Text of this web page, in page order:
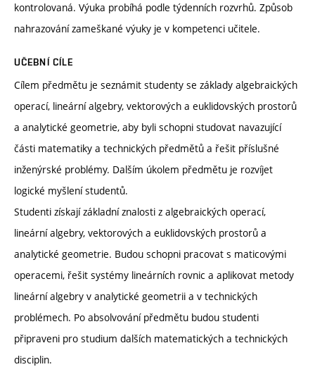
kontrolovaná. Výuka probíhá podle týdenních rozvrhů. Způsob
nahrazování zameškané výuky je v kompetenci učitele.
UČEBNÍ CÍLE
Cílem předmětu je seznámit studenty se základy algebraických
operací, lineární algebry, vektorových a euklidovských prostorů
a analytické geometrie, aby byli schopni studovat navazující
části matematiky a technických předmětů a řešit příslušné
inženýrské problémy. Dalším úkolem předmětu je rozvíjet
logické myšlení studentů.
Studenti získají základní znalosti z algebraických operací,
lineární algebry, vektorových a euklidovských prostorů a
analytické geometrie. Budou schopni pracovat s maticovými
operacemi, řešit systémy lineárních rovnic a aplikovat metody
lineární algebry v analytické geometrii a v technických
problémech. Po absolvování předmětu budou studenti
připraveni pro studium dalších matematických a technických
disciplin.